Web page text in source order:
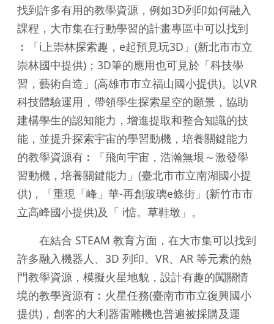
找到許多有用的教學資源，例如3D列印如何融入
課程，大市集在行動學習的計畫專區中可以找到
︰「i上崇林探索趣，e起預見玩3D」(新北市市立
崇林國中提供)；3D筆的應用也可見於「科技學
習，藝術自造」(高雄市市立福山國小提供)。以VR
科技體驗運用，帶領學生探索星空的願景，協助
建構學生的認知能力，增進提取和整合知識的技
能，並提升探索宇宙的學習動機，培養關鍵能力
的教學資源有︰「飛向宇宙，浩瀚無垠～激發學
習動機，培養關鍵能力」(臺北市市立南湖國小提
供)，「重現「峰」華-再創玻璃e條街」(新竹市市
立高峰國小提供)及「 i惦。草鞋墩」。
在結合 STEAM 教育方面，在大市集可以找到
許多融入機器人、3D 列印、VR、AR 等元素的熱
門教學資源，模擬火星地貌，設計有趣的闖關情
境的教學資源有︰火星任務(臺南市市立復興國小
提供)，創客的大利器雷雕機也普遍被採購及運